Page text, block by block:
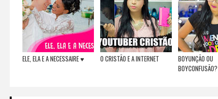
ELE, ELA E A NECESSAIRE ♥ O CRISTÃO E A INTERNET
BOYUNÇÃO OU
BOYCONFUSÃO?